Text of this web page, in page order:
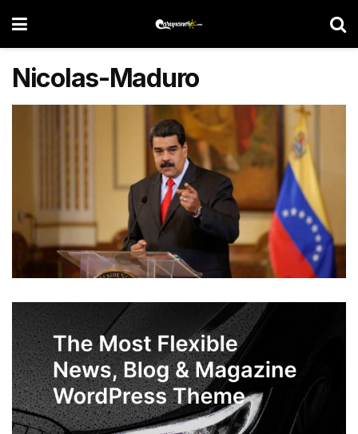
Nicolas-Maduro